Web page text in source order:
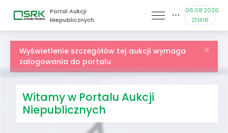
Portal Aukcji
Niepublicznych
06.08.2026
21:14:16
Wyświetlenie szczegółów tej aukcji wymaga
zalogowania do portalu
Witamy w Portalu Aukcji
Niepublicznych